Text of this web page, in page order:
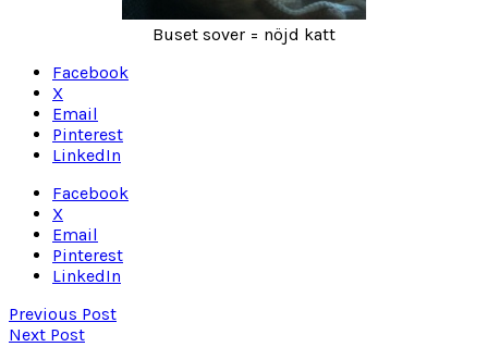
Buset sover = nöjd katt
Facebook
X
Email
Pinterest
LinkedIn
Facebook
X
Email
Pinterest
LinkedIn
Previous Post
Next Post